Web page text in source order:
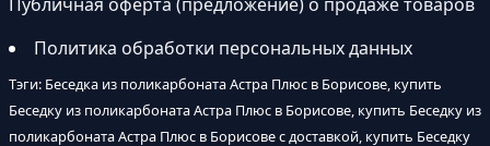
Политика обработки персональных данных
Тэги: Беседка из поликарбоната Астра Плюс в Борисове, купить
Беседку из поликарбоната Астра Плюс в Борисове, купить Беседку из
поликарбоната Астра Плюс в Борисове с доставкой, купить Беседку